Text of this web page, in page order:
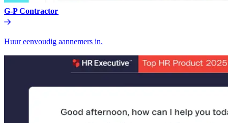
G-P Contractor​​
Huur eenvoudig aannemers in.​​